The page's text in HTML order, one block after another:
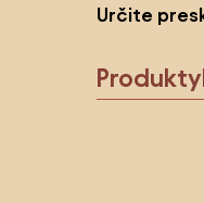
Určite
Produkty